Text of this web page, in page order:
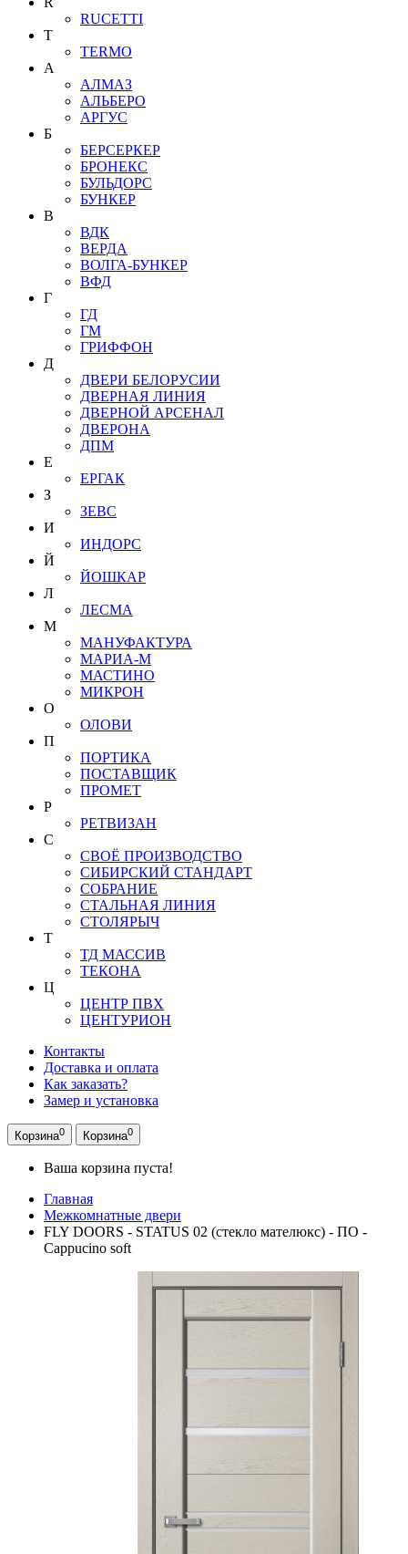
RUCETTI
T
TERMO
А
АЛМАЗ
АЛЬБЕРО
АРГУС
Б
БЕРСЕРКЕР
БРОНЕКС
БУЛЬДОРС
БУНКЕР
В
ВДК
ВЕРДА
ВОЛГА-БУНКЕР
ВФД
Г
ГД
ГМ
ГРИФФОН
Д
ДВЕРИ БЕЛОРУСИИ
ДВЕРНАЯ ЛИНИЯ
ДВЕРНОЙ АРСЕНАЛ
ДВЕРОНА
ДПМ
Е
ЕРГАК
З
ЗЕВС
И
ИНДОРС
Й
ЙОШКАР
Л
ЛЕСМА
М
МАНУФАКТУРА
МАРИА-М
МАСТИНО
МИКРОН
О
ОЛОВИ
П
ПОРТИКА
ПОСТАВЩИК
ПРОМЕТ
Р
РЕТВИЗАН
С
СВОЁ ПРОИЗВОДСТВО
СИБИРСКИЙ СТАНДАРТ
СОБРАНИЕ
СТАЛЬНАЯ ЛИНИЯ
СТОЛЯРЫЧ
Т
ТД МАССИВ
ТЕКОНА
Ц
ЦЕНТР ПВХ
ЦЕНТУРИОН
Контакты
Доставка и оплата
Как заказать?
Замер и установка
Корзина0 Корзина0
Ваша корзина пуста!
Главная
Межкомнатные двери
FLY DOORS - STATUS 02 (стекло мателюкс) - ПО -
Cappucino soft